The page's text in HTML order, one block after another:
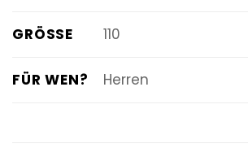
GRÖSSE 110
FÜR WEN? Herren